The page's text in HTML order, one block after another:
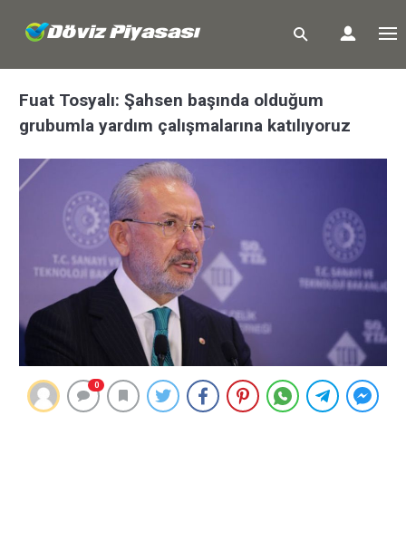
Fuat Tosyalı: Şahsen başında olduğum
grubumla yardım çalışmalarına katılıyoruz
0